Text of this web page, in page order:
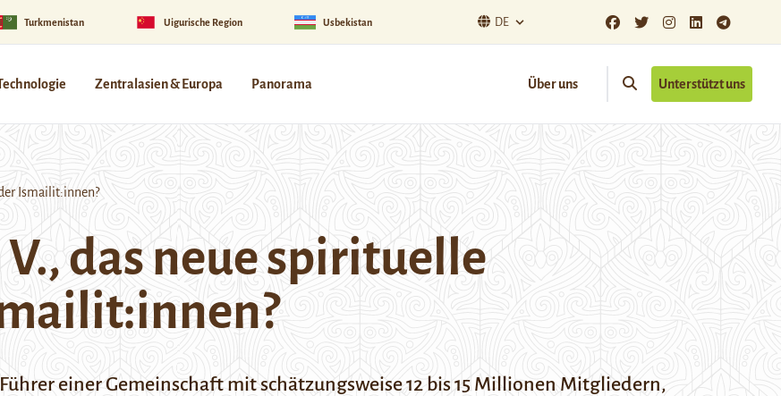
Turkmenistan Uigurische Region Usbekistan DE
Zentralasien & Europa Panorama Über uns Unterstützt uns
Ismailit:innen?
das neue spirituelle
einer Gemeinschaft mit schätzungsweise 12 bis 15 Millionen Mitgliedern,